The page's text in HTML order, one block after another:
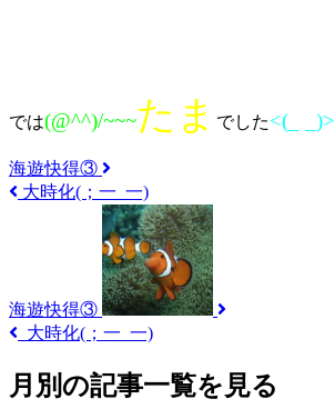
では(@^^)/~~~たま でした<(_ _)>
海遊快得③
大時化(；一_一)
海遊快得③
大時化(；一_一)
月別の記事一覧を見る